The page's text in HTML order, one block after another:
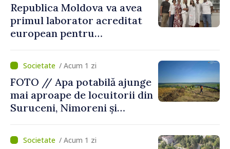
Republica Moldova va avea
primul laborator acreditat
european pentru
viței-de-vie
/ Acum 1 zi
FOTO // Apa potabilă ajunge
mai aproape de locuitorii din
Suruceni, Nimoreni și
/ Acum 1 zi